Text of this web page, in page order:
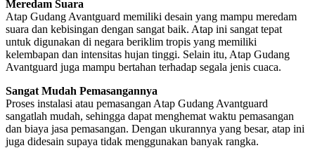
Meredam Suara
Atap Gudang Avantguard memiliki desain yang mampu meredam
suara dan kebisingan dengan sangat baik. Atap ini sangat tepat
untuk digunakan di negara beriklim tropis yang memiliki
kelembapan dan intensitas hujan tinggi. Selain itu, Atap Gudang
Avantguard juga mampu bertahan terhadap segala jenis cuaca.
Sangat Mudah Pemasangannya
Proses instalasi atau pemasangan Atap Gudang Avantguard
sangatlah mudah, sehingga dapat menghemat waktu pemasangan
dan biaya jasa pemasangan. Dengan ukurannya yang besar, atap ini
juga didesain supaya tidak menggunakan banyak rangka.